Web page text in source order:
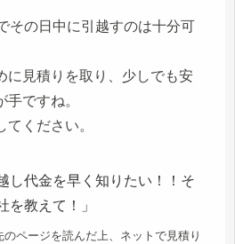
その日中に引越すのは十分可
に見積りを取り、少しでも安
ですね。
ください。
し代金を早く知りたい！！そ
を教えて！」
ページを読んだ上、ネットで見積り